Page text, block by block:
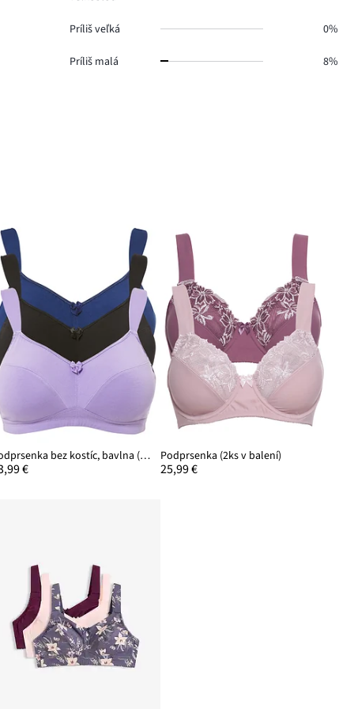
Príliš veľká 0%
Príliš malá 8%
Podprsenka bez kostíc, bavlna (3 ks)
€
Podprsenka (2ks v balení)
25,99 €